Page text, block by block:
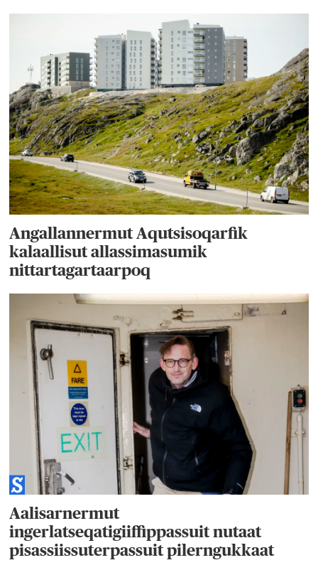
Angallannermut Aqutsisoqarfik
kalaallisut allassimasumik
nittartagartaarpoq
Aalisarnermut
ingerlatseqatigiiffippassuit nutaat
pisassiissuterpassuit pilerngukkaat